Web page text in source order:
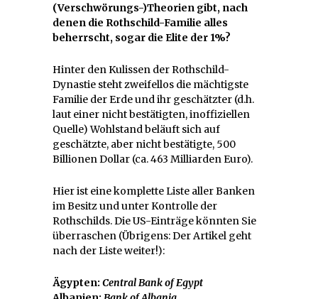
(Verschwörungs-)Theorien gibt, nach
denen die Rothschild-Familie alles
beherrscht, sogar die Elite der 1%?
Hinter den Kulissen der Rothschild-
Dynastie steht zweifellos die mächtigste
Familie der Erde und ihr geschätzter (d.h.
laut einer nicht bestätigten, inoffiziellen
Quelle) Wohlstand beläuft sich auf
geschätzte, aber nicht bestätigte, 500
Billionen Dollar (ca. 463 Milliarden Euro).
Hier ist eine komplette Liste aller Banken
im Besitz und unter Kontrolle der
Rothschilds. Die US-Einträge könnten Sie
überraschen (Übrigens: Der Artikel geht
nach der Liste weiter!):
Ägypten: Central Bank of Egypt